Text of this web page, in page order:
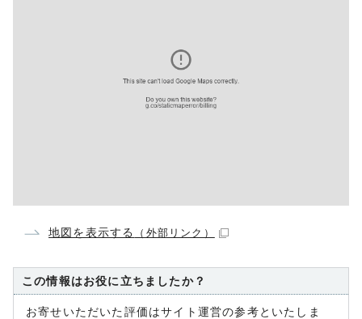
地図を表示する （外部リンク）
この情報はお役に立ちましたか？
お寄せいただいた評価はサイト運営の参考といたしま